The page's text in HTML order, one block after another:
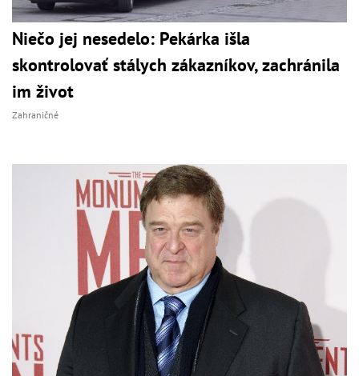
Niečo jej nesedelo: Pekárka išla
skontrolovať stálych zákazníkov, zachránila
im život
Zahraničné